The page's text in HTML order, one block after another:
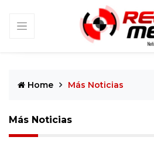
Home Más Noticias
Más Noticias